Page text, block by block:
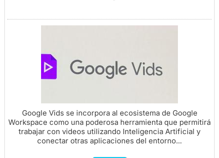
Google Vids se incorpora al ecosistema de Google
Workspace como una poderosa herramienta que permitirá
trabajar con videos utilizando Inteligencia Artificial y
conectar otras aplicaciones del entorno...